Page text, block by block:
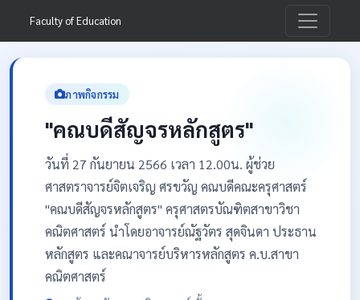
Faculty of Education
ภาพกิจกรรม
"คณบดีสัญจรหลักสูตร"
วันที่ 27 กันยายน 2566 เวลา 12.00น. ผู้ช่วย
ศาสตราจารย์จิตเจริญ ศรขวัญ คณบดีคณะครุศาสตร์
"คณบดีสัญจรหลักสูตร" ครุศาสตรบัณฑิตสาขาวิชา
คณิตศาสตร์ นำโดยอาจารย์ณัฐวัตร สุดจินดา ประธาน
หลักสูตร และคณาจารย์บริหารหลักสูตร ค.บ.สาขา
คณิตศาสตร์